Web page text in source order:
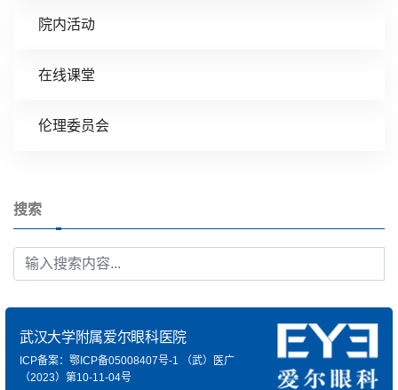
院内活动
在线课堂
伦理委员会
搜索
武汉大学附属爱尔眼科医院
ICP备案：鄂ICP备05008407号-1 （武）医广
（2023）第10-11-04号